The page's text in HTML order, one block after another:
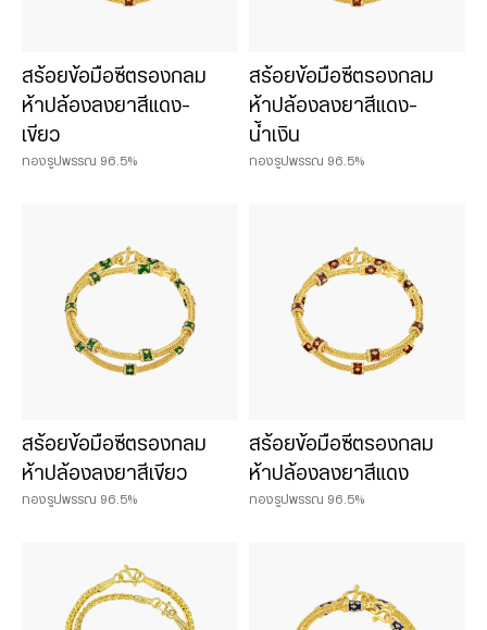
1 บาท
2 บาท
3 บาท
5 บาท
สร้อยข้อมือซีตรองกลม
ห้าปล้องลงยาสีแดง-
เขียว
ทองรูปพรรณ 96.5%
สร้อยข้อมือซีตรองกลม
ห้าปล้องลงยาสีแดง-
น้ำเงิน
ทองรูปพรรณ 96.5%
สร้อยข้อมือซีตรองกลม
ห้าปล้องลงยาสีเขียว
ทองรูปพรรณ 96.5%
สร้อยข้อมือซีตรองกลม
ห้าปล้องลงยาสีแดง
ทองรูปพรรณ 96.5%